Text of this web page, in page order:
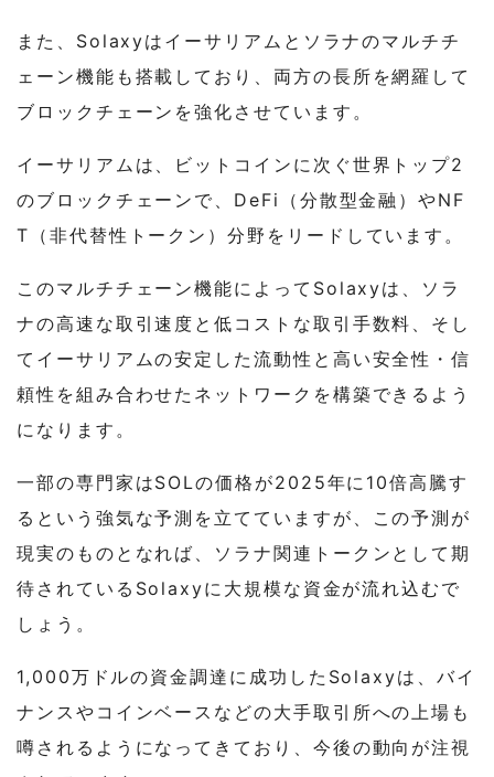
また、Solaxyはイーサリアムとソラナのマルチチ
ェーン機能も搭載しており、両方の長所を網羅して
ブロックチェーンを強化させています。
イーサリアムは、ビットコインに次ぐ世界トップ2
のブロックチェーンで、DeFi（分散型金融）やNF
T（非代替性トークン）分野をリードしています。
このマルチチェーン機能によってSolaxyは、ソラ
ナの高速な取引速度と低コストな取引手数料、そし
てイーサリアムの安定した流動性と高い安全性・信
頼性を組み合わせたネットワークを構築できるよう
になります。
一部の専門家はSOLの価格が2025年に10倍高騰す
るという強気な予測を立てていますが、この予測が
現実のものとなれば、ソラナ関連トークンとして期
待されているSolaxyに大規模な資金が流れ込むで
しょう。
1,000万ドルの資金調達に成功したSolaxyは、バイ
ナンスやコインベースなどの大手取引所への上場も
噂されるようになってきており、今後の動向が注視